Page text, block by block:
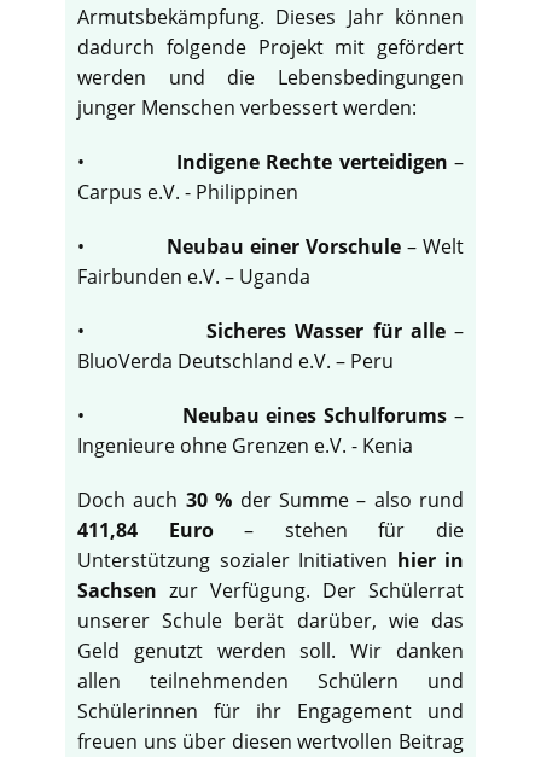
Armutsbekämpfung. Dieses Jahr können
dadurch folgende Projekt mit gefördert
werden und die Lebensbedingungen
junger Menschen verbessert werden:
• Indigene Rechte verteidigen –
Carpus e.V. - Philippinen
• Neubau einer Vorschule – Welt
Fairbunden e.V. – Uganda
•Sicheres Wasser für alle–
BluoVerda Deutschland e.V. – Peru
• Neubau eines Schulforums –
Ingenieure ohne Grenzen e.V. - Kenia
Doch auch 30 % der Summe – also rund
411,84 Euro– stehen für die
Unterstützung sozialer Initiativen hier in
Sachsen zur Verfügung. Der Schülerrat
unserer Schule berät darüber, wie das
Geld genutzt werden soll. Wir danken
allen teilnehmenden Schülern und
Schülerinnen für ihr Engagement und
freuen uns über diesen wertvollen Beitrag